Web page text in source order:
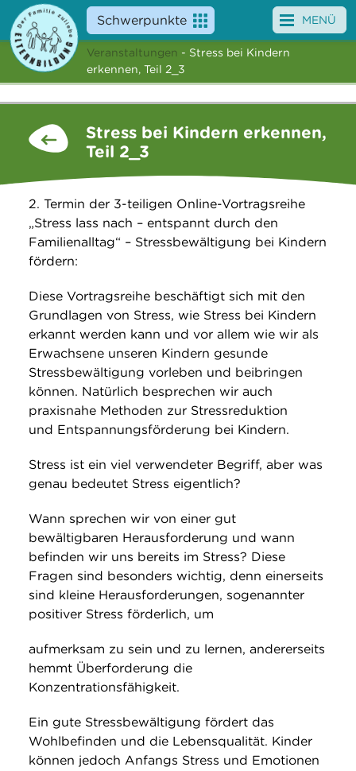
Schwerpunkte
Angebote
News
Über uns
Suche
MENÜ
Veranstaltungen - Stress bei Kindern
erkennen, Teil 2_3
Stress bei Kindern erkennen,
Teil 2_3
2. Termin der 3-teiligen Online-Vortragsreihe
„Stress lass nach – entspannt durch den
Familienalltag“ – Stressbewältigung bei Kindern
fördern:
Diese Vortragsreihe beschäftigt sich mit den
Grundlagen von Stress, wie Stress bei Kindern
erkannt werden kann und vor allem wie wir als
Erwachsene unseren Kindern gesunde
Stressbewältigung vorleben und beibringen
können. Natürlich besprechen wir auch
praxisnahe Methoden zur Stressreduktion
und Entspannungsförderung bei Kindern.
Stress ist ein viel verwendeter Begriff, aber was
genau bedeutet Stress eigentlich?
Wann sprechen wir von einer gut
bewältigbaren Herausforderung und wann
befinden wir uns bereits im Stress? Diese
Fragen sind besonders wichtig, denn einerseits
sind kleine Herausforderungen, sogenannter
positiver Stress förderlich, um
aufmerksam zu sein und zu lernen, andererseits
hemmt Überforderung die
Konzentrationsfähigkeit.
Ein gute Stressbewältigung fördert das
Wohlbefinden und die Lebensqualität. Kinder
können jedoch Anfangs Stress und Emotionen